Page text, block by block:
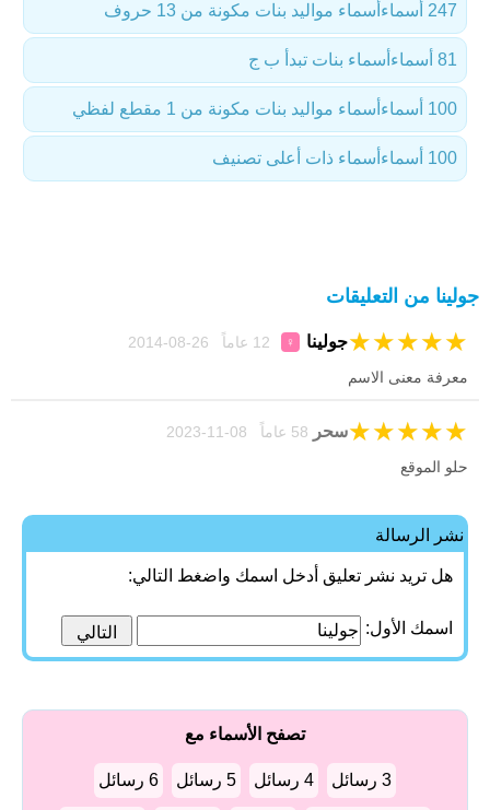
أسماء مواليد بنات مكونة من 13 حروف 247 أسماء
أسماء بنات تبدأ ب ج 81 أسماء
أسماء مواليد بنات مكونة من 1 مقطع لفظي 100 أسماء
أسماء ذات أعلى تصنيف 100 أسماء
جولينا من التعليقات
جولينا ♀ ★
★
★
★
★
معرفة معنى الاسم
سحر ★
★
★
★
★
حلو الموقع
نشر الرسالة
هل تريد نشر تعليق أدخل اسمك واضغط التالي:
اسمك الأول:
تصفح الأسماء مع
3 رسائل 4 رسائل 5 رسائل 6 رسائل